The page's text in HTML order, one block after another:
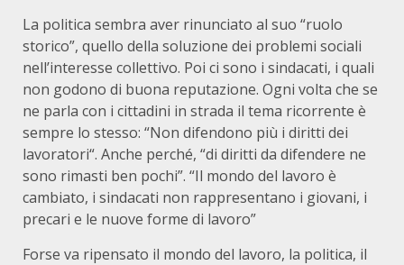
La politica sembra aver rinunciato al suo “ruolo
storico”, quello della soluzione dei problemi sociali
nell’interesse collettivo. Poi ci sono i sindacati, i quali
non godono di buona reputazione. Ogni volta che se
ne parla con i cittadini in strada il tema ricorrente è
sempre lo stesso: “Non difendono più i diritti dei
lavoratori“. Anche perché, “di diritti da difendere ne
sono rimasti ben pochi”. “Il mondo del lavoro è
cambiato, i sindacati non rappresentano i giovani, i
precari e le nuove forme di lavoro”
Forse va ripensato il mondo del lavoro, la politica, il